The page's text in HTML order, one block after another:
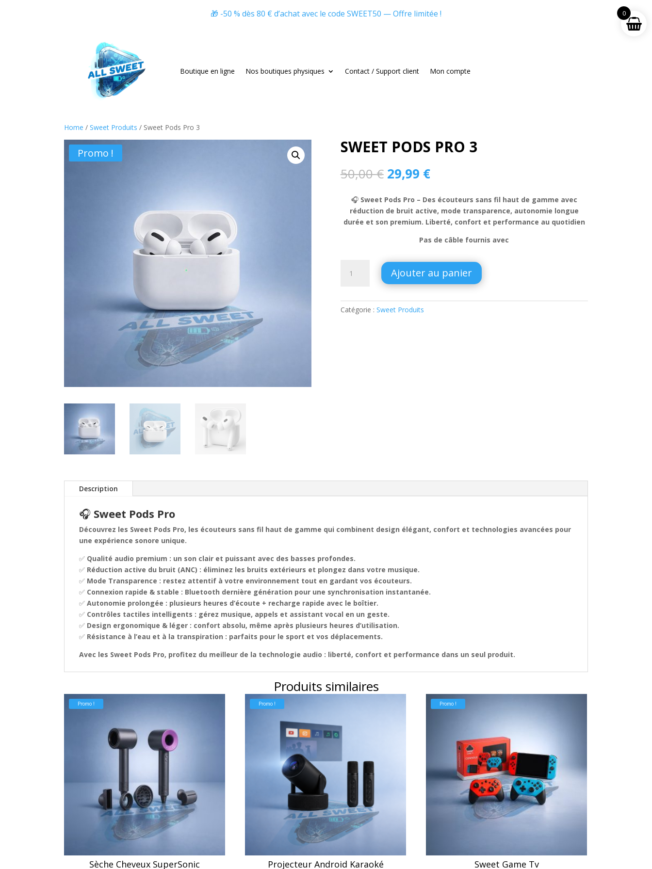
🎁 -50 % dès 80 € d’achat avec le code SWEET50 — Offre limitée !
Boutique en ligne Nos boutiques physiques Contact / Support client Mon compte
Home / Sweet Produits / Sweet Pods Pro 3
Promo ! SWEET PODS PRO 3
50,00€ Le
prix
initial
était :
50,00 €.
29,99 €Le
prix
actuel
est :
29,99 €.
🎧 Sweet Pods Pro – Des écouteurs sans fil haut de gamme avec
réduction de bruit active, mode transparence, autonomie longue
durée et son premium. Liberté, confort et performance au quotidien
Pas de câble fournis avec
Pro
Ajouter au panier
Catégorie : Sweet Produits
Description
🎧 Sweet Pods Pro
Découvrez les Sweet Pods Pro, les écouteurs sans fil haut de gamme qui combinent design élégant, confort et technologies avancées pour
une expérience sonore unique.
✅ Qualité audio premium : un son clair et puissant avec des basses profondes.
✅ Réduction active du bruit (ANC) : éliminez les bruits extérieurs et plongez dans votre musique.
✅ Mode Transparence : restez attentif à votre environnement tout en gardant vos écouteurs.
✅ Connexion rapide & stable : Bluetooth dernière génération pour une synchronisation instantanée.
✅ Autonomie prolongée : plusieurs heures d’écoute + recharge rapide avec le boîtier.
✅ Contrôles tactiles intelligents : gérez musique, appels et assistant vocal en un geste.
✅ Design ergonomique & léger : confort absolu, même après plusieurs heures d’utilisation.
✅ Résistance à l’eau et à la transpiration : parfaits pour le sport et vos déplacements.
Avec les Sweet Pods Pro, profitez du meilleur de la technologie audio : liberté, confort et performance dans un seul produit.
Produits similaires
Promo !
Sèche Cheveux SuperSonic
Promo !
Projecteur Android Karaoké
Promo !
Sweet Game Tv
0